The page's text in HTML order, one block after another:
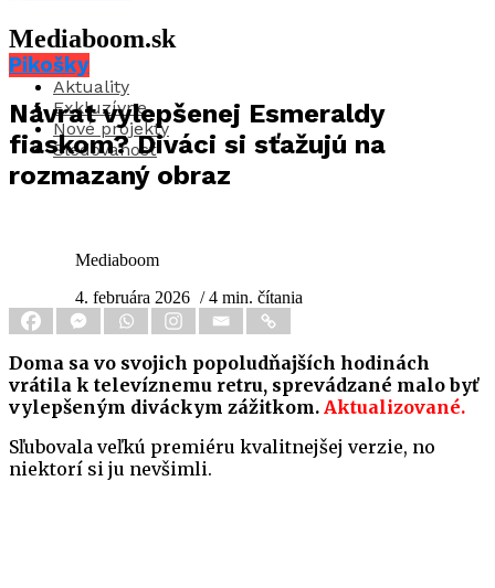
Mediaboom.sk
Aktuality
Exkluzívne
Nové projekty
Sledovanosť
Pikošky
Návrat vylepšenej Esmeraldy
fiaskom? Diváci si sťažujú na
rozmazaný obraz
Mediaboom
4. februára 2026 / 4 min. čítania
Doma sa vo svojich popoludňajších hodinách
vrátila k televíznemu retru, sprevádzané malo byť
vylepšeným diváckym zážitkom. Aktualizované.
Sľubovala veľkú premiéru kvalitnejšej verzie, no
niektorí si ju nevšimli.